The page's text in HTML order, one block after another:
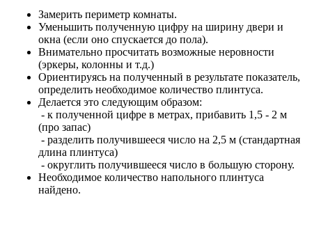
Замерить периметр комнаты.
Уменьшить полученную цифру на ширину двери и
окна (если оно спускается до пола).
Внимательно просчитать возможные неровности
(эркеры, колонны и т.д.)
Ориентируясь на полученный в результате показатель,
определить необходимое количество плинтуса.
Делается это следующим образом:
- к полученной цифре в метрах, прибавить 1,5 - 2 м
(про запас)
- разделить получившееся число на 2,5 м (стандартная
длина плинтуса)
- округлить получившееся число в большую сторону.
Необходимое количество напольного плинтуса
найдено.